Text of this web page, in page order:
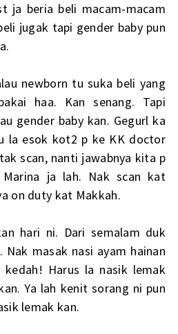
ja beria beli macam-macam
jugak tapi gender baby pun
newborn tu suka beli yang
haa. Kan senang. Tapi
gender baby kan. Gegurl ka
la esok kot2 p ke KK doctor
scan, nanti jawabnya kita p
ja lah. Nak scan kat
on duty kat Makkah.
hari ni. Dari semalam duk
Nak masak nasi ayam hainan
Harus la nasik lemak
Ya lah kenit sorang ni pun
lemak kan.